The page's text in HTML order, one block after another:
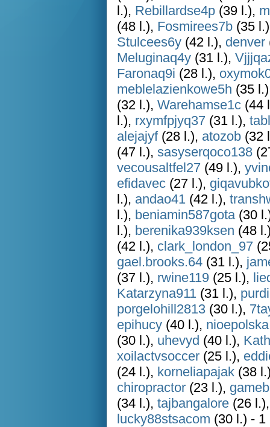
l.), Rebillardse4p (39 l.),
(48 l.), Fosmirees7b (35
Stulcees6y (42 l.), denver
Meluginaq4y (31 l.),
Faronaq9i (28 l.),
meblelazienkowe5h (35
(32 l.), Warehamse1c (44
l.), rxymfpjyq37 (31 l.),
alejajyf(28 l.), atozob (32
(47 l.), sasyserqoco138
vecousaltfel27 (49 l.),
efidavec (27 l.),
l.), andao41 (42 l.),
l.), beniamin587gota(30
l.), berenika939ksen (48
(42 l.), clark_london_97
gael.brooks.64 (31 l.),
(37 l.), rwine119 (25 l.),
Katarzyna911 (31 l.),
porgelohill2813 (30 l.),
epihucy (40 l.), nioepolska
(30 l.), uhevyd (40 l.),
xoilactvsoccer (25 l.),
(24 l.), korneliapajak (38
chiropractor (23 l.),
(34 l.), tajbangalore (26
lucky88stsacom (30 l.) - 1